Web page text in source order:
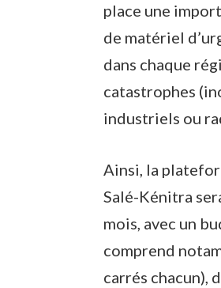
place une
de matériel
dans chaque
catastrophes
industriels ou
Ainsi, la
Salé-Kénitra
mois, avec un
comprend
carrés chacun),